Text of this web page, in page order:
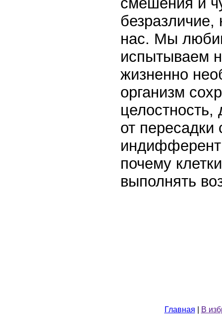
нас. Мы
испытываем
жизненно
организм
целостность,
от пересадки
почему
выполнять
Главная В